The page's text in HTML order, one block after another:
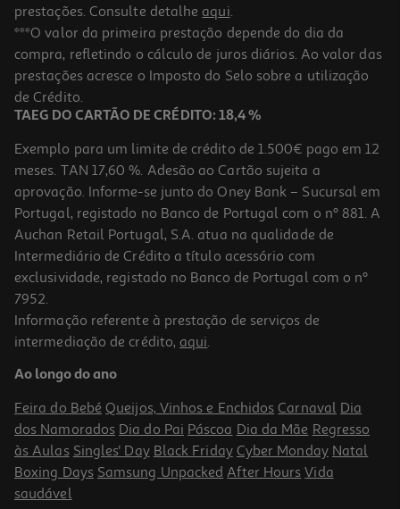
prestações. Consulte detalhe aqui.
***O valor da primeira prestação depende do dia da
compra, refletindo o cálculo de juros diários. Ao valor das
prestações acresce o Imposto do Selo sobre a utilização
de Crédito.
TAEG DO CARTÃO DE CRÉDITO: 18,4 %
Exemplo para um limite de crédito de 1.500€ pago em 12
meses. TAN 17,60 %. Adesão ao Cartão sujeita a
aprovação. Informe-se junto do Oney Bank – Sucursal em
Portugal, registado no Banco de Portugal com o nº 881. A
Auchan Retail Portugal, S.A. atua na qualidade de
Intermediário de Crédito a título acessório com
exclusividade, registado no Banco de Portugal com o nº
7952.
Informação referente à prestação de serviços de
intermediação de crédito, aqui.
Ao longo do ano
Feira do Bebé Queijos, Vinhos e Enchidos Carnaval Dia
dos Namorados Dia do Pai Páscoa Dia da Mãe Regresso
às Aulas Singles' Day Black Friday Cyber Monday Natal
Boxing Days Samsung Unpacked After Hours Vida
saudável